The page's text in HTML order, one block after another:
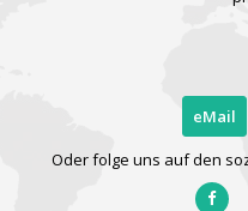
eMail
Oder folge uns auf den